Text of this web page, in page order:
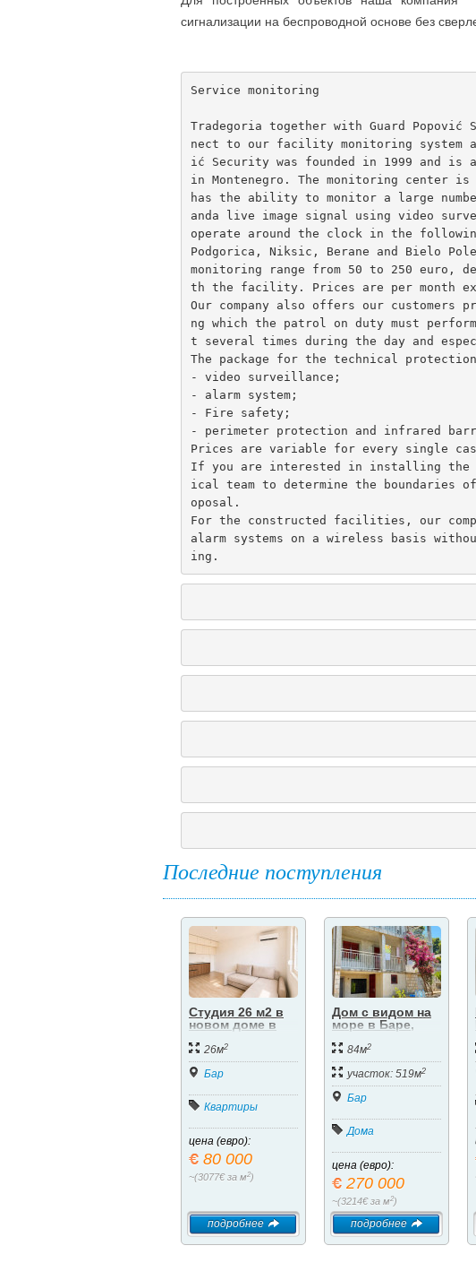
сигнализации на беспроводной основе без
Service monitoring
Tradegoria together with Guard
nect to our facility monitoring system
ić Security was founded in 1999 and is
in Montenegro. The monitoring center
has the ability to monitor a large
anda live image signal using video
operate around the clock in the
Podgorica, Niksic, Berane and Bielo
monitoring range from 50 to 250 euro,
th the facility. Prices are per month
Our company also offers our customers
ng which the patrol on duty must
t several times during the day and
The package for the technical
- video surveillance;
- alarm system;
- Fire safety;
- perimeter protection and infrared
Prices are variable for every single
If you are interested in installing the
ical team to determine the boundaries
oposal.
For the constructed facilities, our
alarm systems on a wireless basis
ing.
Последние поступления
Студия 26 м2 в
новом доме в
26м2
Бар
Квартиры
цена (евро):
80 000
~(3077€ за м2)
подробнее
Дом с видом на
море в Баре,
84м2
участок: 519м2
Бар
Дома
цена (евро):
270 000
~(3214€ за м2)
подробнее